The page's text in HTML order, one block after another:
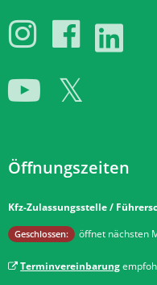
Öffnungszeiten
Kfz-Zulassungsstelle /
Klicken, um weitere Öffnungs-
Geschlossen: öffnet nächsten
Terminvereinbarung